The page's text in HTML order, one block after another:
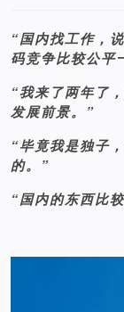
“国内找工作，
码竞争比较公
“我来了两年了
发展前景。”
“毕竟我是独子
的。”
“国内的东西比